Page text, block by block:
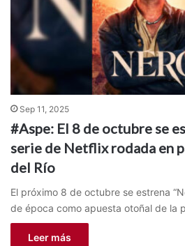
Sep 11, 2025
#Aspe: El 8 de octubre se
serie de Netflix rodada en
del Río
El próximo 8 de octubre se estrena
de época como apuesta otoñal de la
Leer más